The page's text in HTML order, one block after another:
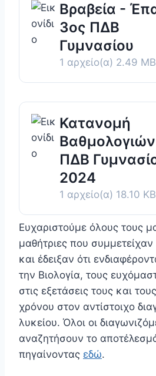
Βραβεία -
3ος ΠΔΒ
Γυμνασίου
1 αρχείο(α) 2.49 MB
Κατανομή
ΠΔΒ
2024
1 αρχείο(α) 18.10 KB
Ευχαριστούμε όλους τους
μαθήτριες που
και έδειξαν ότι
την Βιολογία, τους
στις εξετάσεις τους και
χρόνου στον αντίστοιχο
λυκείου. Όλοι οι
αναζητήσουν το
πηγαίνοντας εδώ.